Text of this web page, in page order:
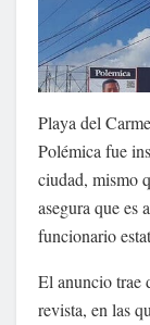
Playa del
Polémica fue
ciudad, mismo
asegura que es
funcionario
El anuncio trae
revista, en las